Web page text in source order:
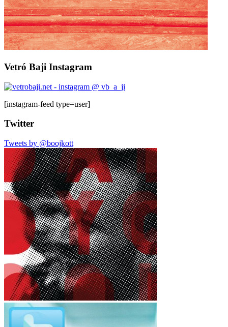
Vetró Baji Instagram
[instagram-feed type=user]
Twitter
Tweets by @boojkott